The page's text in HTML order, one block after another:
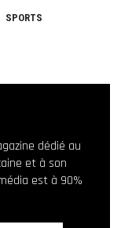
SPORTS
dédié au
et à son
est à 90%